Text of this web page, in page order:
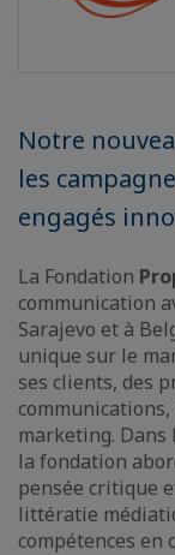
Notre
les
engagés
La Fondation
communication
Sarajevo et à
unique sur le
ses clients, des
marketing. Dans
la fondation
pensée critique
littératie
compétences en